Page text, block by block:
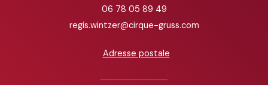
06 78 05 89 49
regis.wintzer@cirque-gruss.com
Adresse postale